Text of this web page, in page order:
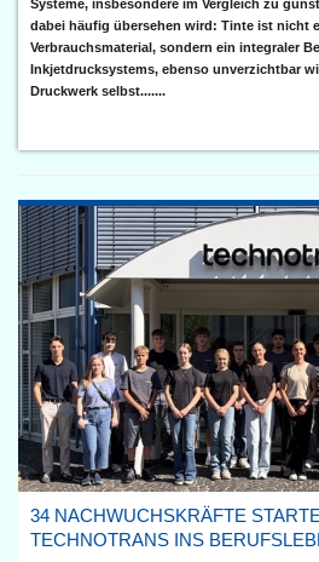
Systeme, insbesondere im Vergleich zu
dabei häufig übersehen wird: Tinte ist nicht
Verbrauchsmaterial, sondern ein integraler
Inkjetdrucksystems, ebenso unverzichtbar
Druckwerk selbst.......
34 NACHWUCHSKRÄFTE
TECHNOTRANS INS